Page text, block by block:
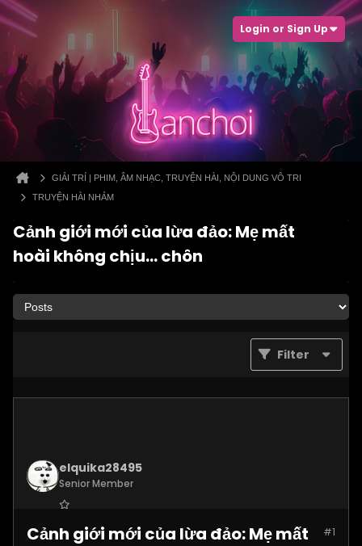
Login or Sign Up
GIẢI TRÍ | PHIM, ÂM NHẠC, TRUYỆN HÀI, NỘI DUNG VÔ TRI
TRUYỆN HÀI NHẢM
Cảnh giới mới của lừa đảo: Mẹ mất
hoài không chịu… chôn
Filter
elquika28495
Senior Member
Posts:2062 #1
Cảnh giới mới của lừa đảo: Mẹ mất